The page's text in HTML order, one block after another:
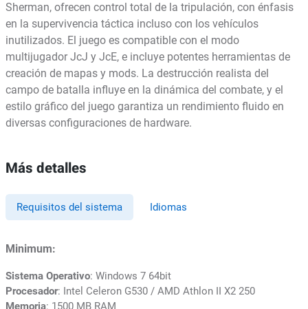
Sherman, ofrecen control total de la tripulación, con énfasis
en la supervivencia táctica incluso con los vehículos
inutilizados. El juego es compatible con el modo
multijugador JcJ y JcE, e incluye potentes herramientas de
creación de mapas y mods. La destrucción realista del
campo de batalla influye en la dinámica del combate, y el
estilo gráfico del juego garantiza un rendimiento fluido en
diversas configuraciones de hardware.
Más detalles
Requisitos del sistema Idiomas
Minimum:
Sistema Operativo: Windows 7 64bit
Procesador: Intel Celeron G530 / AMD Athlon II X2 250
Memoria: 1500 MB RAM